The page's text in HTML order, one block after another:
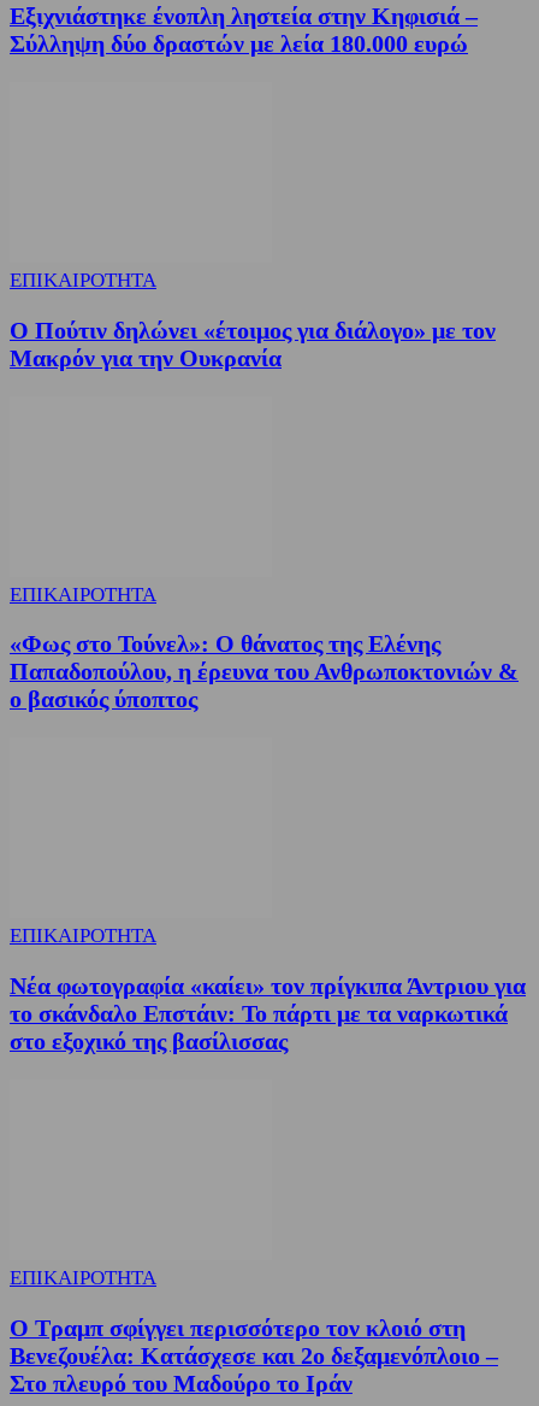
Εξιχνιάστηκε ένοπλη ληστεία στην Κηφισιά –
Σύλληψη δύο δραστών με λεία 180.000 ευρώ
ΕΠΙΚΑΙΡΟΤΗΤΑ
Ο Πούτιν δηλώνει «έτοιμος για διάλογο» με τον
Μακρόν για την Ουκρανία
ΕΠΙΚΑΙΡΟΤΗΤΑ
«Φως στο Τούνελ»: Ο θάνατος της Ελένης
Παπαδοπούλου, η έρευνα του Ανθρωποκτονιών &
ο βασικός ύποπτος
ΕΠΙΚΑΙΡΟΤΗΤΑ
Νέα φωτογραφία «καίει» τον πρίγκιπα Άντριου για
το σκάνδαλο Επστάιν: Το πάρτι με τα ναρκωτικά
στο εξοχικό της βασίλισσας
ΕΠΙΚΑΙΡΟΤΗΤΑ
Ο Τραμπ σφίγγει περισσότερο τον κλοιό στη
Βενεζουέλα: Κατάσχεσε και 2ο δεξαμενόπλοιο –
Στο πλευρό του Μαδούρο το Ιράν